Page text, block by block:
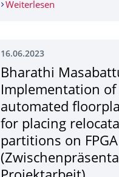
Weiterlesen Herzlichen
16.06.2023
Bharathi
Implementation of
automated
for placing
partitions on FPGA